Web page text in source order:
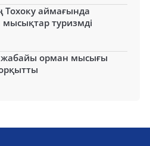
аймағында
туризмді
жабайы орман мысығы